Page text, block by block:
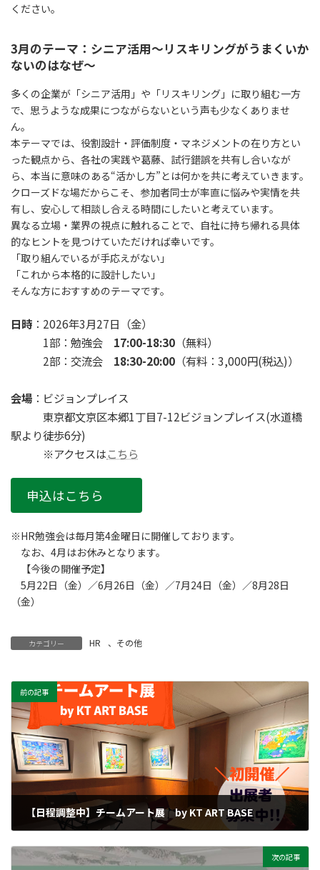
ください。
3月のテーマ： シニア活用～リスキリングがうまくいか
ないのはなぜ～
多くの企業が「シニア活用」や「リスキリング」に取り組む一方
で、思うような成果につながらないという声も少なくありませ
ん。
本テーマでは、役割設計・評価制度・マネジメントの在り方とい
った観点から、各社の実践や葛藤、試行錯誤を共有し合いなが
ら、本当に意味のある“活かし方”とは何かを共に考えていきます。
クローズドな場だからこそ、参加者同士が率直に悩みや実情を共
有し、安心して相談し合える時間にしたいと考えています。
異なる立場・業界の視点に触れることで、自社に持ち帰れる具体
的なヒントを見つけていただければ幸いです。
「取り組んでいるが手応えがない」
「これから本格的に設計したい」
そんな方におすすめのテーマです。
日時 ：2026年3月27日（金）
1部：勉強会 17:00-18:30 （無料）
2部：交流会 18:30-20:00 （有料：3,000円(税込)）
会場 ：ビジョンプレイス
東京都文京区本郷1丁目7-12ビジョンプレイス(水道橋
駅より徒歩6分)
※アクセスはこちら
申込はこちら
※HR勉強会は毎月第4金曜日に開催しております。
なお、4月はお休みとなります。
【今後の開催予定】
5月22日（金）／6月26日（金）／7月24日（金）／8月28日
（金）
カテゴリー HR 、 その他
前の記事
【日程調整中】チームアート展 by KT ART BASE
次の記事